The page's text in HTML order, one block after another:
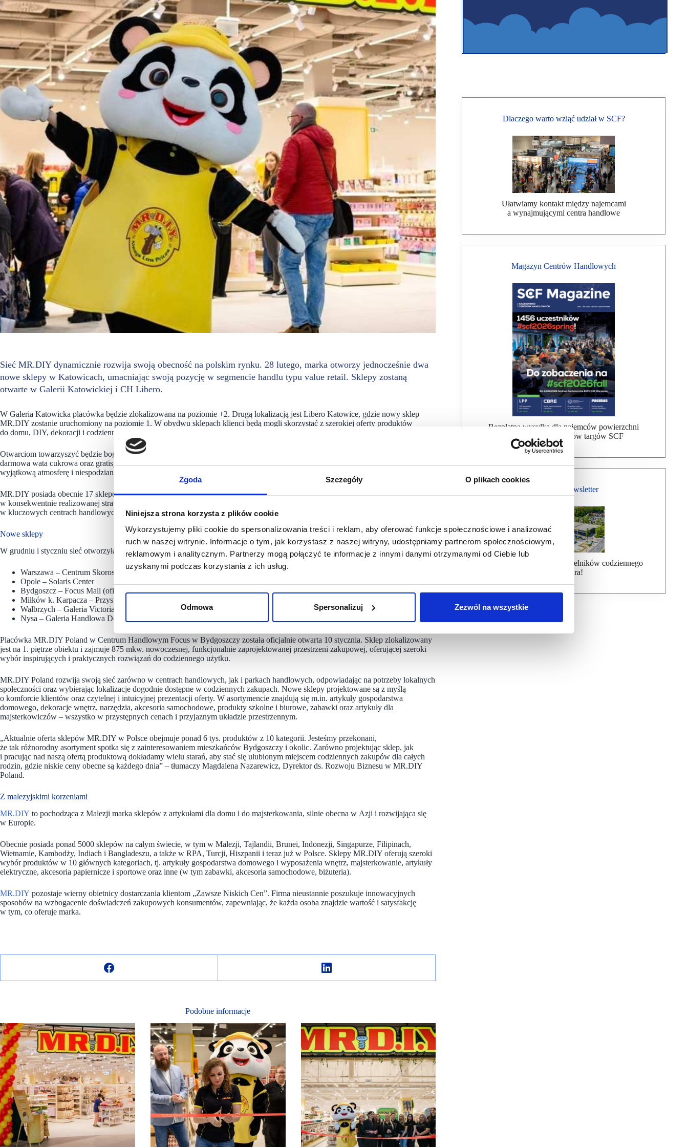
Zgoda Szczegóły O plikach cookies
Niniejsza strona korzysta z plików cookie
Wykorzystujemy pliki cookie do spersonalizowania treści i reklam, aby oferować funkcje społecznościowe i analizować
ruch w naszej witrynie. Informacje o tym, jak korzystasz z naszej witryny, udostępniamy partnerom społecznościowym,
reklamowym i analitycznym. Partnerzy mogą połączyć te informacje z innymi danymi otrzymanymi od Ciebie lub
uzyskanymi podczas korzystania z ich usług.
Odmowa Spersonalizuj Zezwól na wszystkie
Sieć MR.DIY dynamicznie rozwija swoją obecność na polskim rynku. 28 lutego, marka otworzy jednocześnie dwa
nowe sklepy w Katowicach, umacniając swoją pozycję w segmencie handlu typu value retail. Sklepy zostaną
otwarte w Galerii Katowickiej i CH Libero.
W Galeria Katowicka placówka będzie zlokalizowana na poziomie +2. Drugą lokalizacją jest Libero Katowice, gdzie nowy sklep
MR.DIY zostanie uruchomiony na poziomie 1. W obydwu sklepach klienci będą mogli skorzystać z szerokiej oferty produktów
do domu, DIY, dekoracji i codziennego użytku.
Otwarciom towarzyszyć będzie bogaty program atrakcji, w tym konkursy z voucherami zakupowymi, losowanie iPhone’a 16,
darmowa wata cukrowa oraz gratisy do zakupów powyżej 50 zł – do wyboru kubek termiczny lub parasol. Marka zapowiada także
wyjątkową atmosferę i niespodzianki, które mają przyciągnąć zarówno mieszkańców miasta, jak i odwiedzających.
MR.DIY posiada obecnie 17 sklepów w Polsce, w tym aż pięć w Warszawie. Nowe otwarcia w Katowicach są kolejnym krokiem
w konsekwentnie realizowanej strategii ekspansji sieci, opartej na atrakcyjnych cenach, szerokim asortymencie i obecności
w kluczowych centrach handlowych w kraju.
Nowe sklepy
W grudniu i styczniu sieć otworzyła sklepy w:
Warszawa – Centrum Skorosze
Opole – Solaris Center
Bydgoszcz – Focus Mall (oficjalne otwarcie: 10 stycznia)
Miłków k. Karpacza – Przystanek Karkonosze (15. sklep w Polsce, 4. w segmencie parków handlowchy)
Wałbrzych – Galeria Victoria (16. oficjalnie otwarty sklep)
Nysa – Galeria Handlowa Dekada Nysa (oficjalne otwarcie 24 stycznia, 17. sklep sieci).
Placówka MR.DIY Poland w Centrum Handlowym Focus w Bydgoszczy została oficjalnie otwarta 10 stycznia. Sklep zlokalizowany
jest na 1. piętrze obiektu i zajmuje 875 mkw. nowoczesnej, funkcjonalnie zaprojektowanej przestrzeni zakupowej, oferującej szeroki
wybór inspirujących i praktycznych rozwiązań do codziennego użytku.
MR.DIY Poland rozwija swoją sieć zarówno w centrach handlowych, jak i parkach handlowych, odpowiadając na potrzeby lokalnych
społeczności oraz wybierając lokalizacje dogodnie dostępne w codziennych zakupach. Nowe sklepy projektowane są z myślą
o komforcie klientów oraz czytelnej i intuicyjnej prezentacji oferty. W asortymencie znajdują się m.in. artykuły gospodarstwa
domowego, dekoracje wnętrz, narzędzia, akcesoria samochodowe, produkty szkolne i biurowe, zabawki oraz artykuły dla
majsterkowiczów – wszystko w przystępnych cenach i przyjaznym układzie przestrzennym.
„Aktualnie oferta sklepów MR.DIY w Polsce obejmuje ponad 6 tys. produktów z 10 kategorii. Jesteśmy przekonani,
że tak różnorodny asortyment spotka się z zainteresowaniem mieszkańców Bydgoszczy i okolic. Zarówno projektując sklep, jak
i pracując nad naszą ofertą produktową dokładamy wielu starań, aby stać się ulubionym miejscem codziennych zakupów dla całych
rodzin, gdzie niskie ceny obecne są każdego dnia” – tłumaczy Magdalena Nazarewicz, Dyrektor ds. Rozwoju Biznesu w MR.DIY
Poland.
Z malezyjskimi korzeniami
MR.DIY to pochodząca z Malezji marka sklepów z artykułami dla domu i do majsterkowania, silnie obecna w Azji i rozwijająca się
w Europie.
Obecnie posiada ponad 5000 sklepów na całym świecie, w tym w Malezji, Tajlandii, Brunei, Indonezji, Singapurze, Filipinach,
Wietnamie, Kambodży, Indiach i Bangladeszu, a także w RPA, Turcji, Hiszpanii i teraz już w Polsce. Sklepy MR.DIY oferują szeroki
wybór produktów w 10 głównych kategoriach, tj. artykuły gospodarstwa domowego i wyposażenia wnętrz, majsterkowanie, artykuły
elektryczne, akcesoria papiernicze i sportowe oraz inne (w tym zabawki, akcesoria samochodowe, biżuteria).
MR.DIY pozostaje wierny obietnicy dostarczania klientom „Zawsze Niskich Cen”. Firma nieustannie poszukuje innowacyjnych
sposobów na wzbogacenie doświadczeń zakupowych konsumentów, zapewniając, że każda osoba znajdzie wartość i satysfakcję
w tym, co oferuje marka.
Podobne informacje
Dlaczego warto wziąć udział w SCF?
Ułatwiamy kontakt między najemcami
a wynajmującymi centra handlowe
Magazyn Centrów Handlowych
Bezpłatna wysyłka dla najemców powierzchni
handlowej, uczestników targów SCF
Bezpłatny Newsletter
Dołącz do ponad 7000 czytelników codziennego
newslettera!